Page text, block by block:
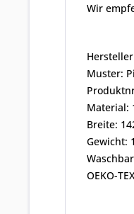
Wir
Muster:
Material:
Breite:
Gewicht:
OEKO-